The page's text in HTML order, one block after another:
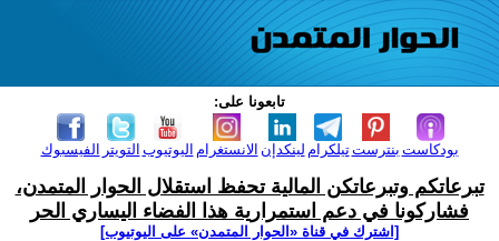
تابعونا على:
الفيسبوك التويتر اليوتيوب الانستغرام لينكدإن تيلكرامبنترست بودكاست
تبرعاتكم وتبرعاتكن المالية تحفظ استقلال الحوار المتمدن،
فشاركونا في دعم استمرارية هذا الفضاء اليساري الحر
[اشترك في قناة ‫«الحوار المتمدن» على اليوتيوب]